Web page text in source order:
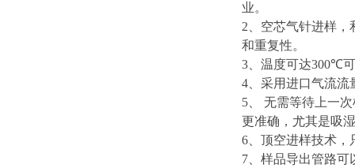
业。
2 、空芯气针进样
和重复性。
3 、温度可达300℃
4 、采用进口气流流
5 、 无需等待上一
更准确，尤其是吸
6 、顶空进样技术
7 、样品导出管路